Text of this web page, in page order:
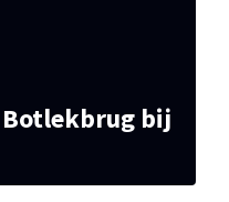
Botlekbrug bij